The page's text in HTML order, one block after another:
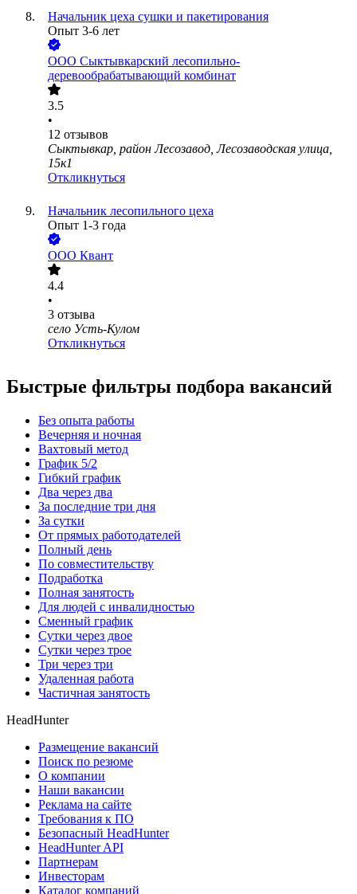
Начальник цеха сушки и пакетирования
Опыт 3-6 лет
ООО Сыктывкарский лесопильно-
деревообрабатывающий комбинат
3.5
•
12 отзывов
Сыктывкар, район Лесозавод, Лесозаводская улица,
15к1
Откликнуться
Начальник лесопильного цеха
Опыт 1-3 года
ООО Квант
4.4
•
3 отзыва
село Усть-Кулом
Откликнуться
Быстрые фильтры подбора вакансий
Без опыта работы
Вечерняя и ночная
Вахтовый метод
График 5/2
Гибкий график
Два через два
За последние три дня
За сутки
От прямых работодателей
Полный день
По совместительству
Подработка
Полная занятость
Для людей с инвалидностью
Сменный график
Сутки через двое
Сутки через трое
Три через три
Удаленная работа
Частичная занятость
HeadHunter
Размещение вакансий
Поиск по резюме
О компании
Наши вакансии
Реклама на сайте
Требования к ПО
Безопасный HeadHunter
HeadHunter API
Партнерам
Инвесторам
Каталог компаний